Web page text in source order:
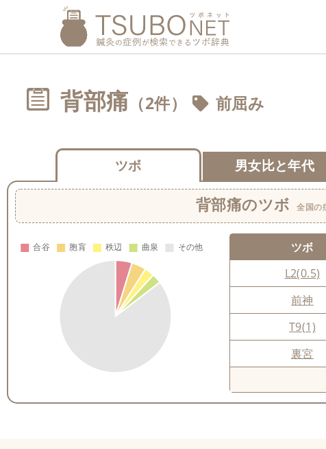
背部痛 （2件） 前屈み
ツボ 男女比と年代
背部痛のツボ 全国の
ツボ
L2(0.5)
前神
T9(1)
裏宮